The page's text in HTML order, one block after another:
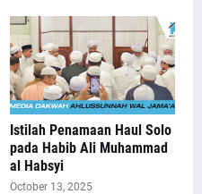
Istilah Penamaan Haul Solo
pada Habib Ali Muhammad
al Habsyi
October 13, 2025